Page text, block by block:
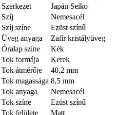
Szerkezet
Japán Seiko
Szíj
Nemesacél
Szíj színe
Ezüst színű
Üveg anyaga
Zafír kristályüveg
Óralap színe
Kék
Tok formája
Kerek
Tok átmérője
40,2 mm
Tok magassága 8,5 mm
Tok anyaga
Nemesacél
Tok színe
Ezüst színű
Tok felülete
Matt